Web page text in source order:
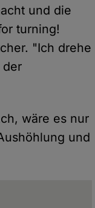
und die
turning!
"Ich drehe
der
wäre es nur
und